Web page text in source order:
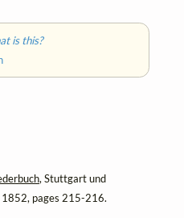
is this?
, Stuttgart und
1852, pages 215-216.